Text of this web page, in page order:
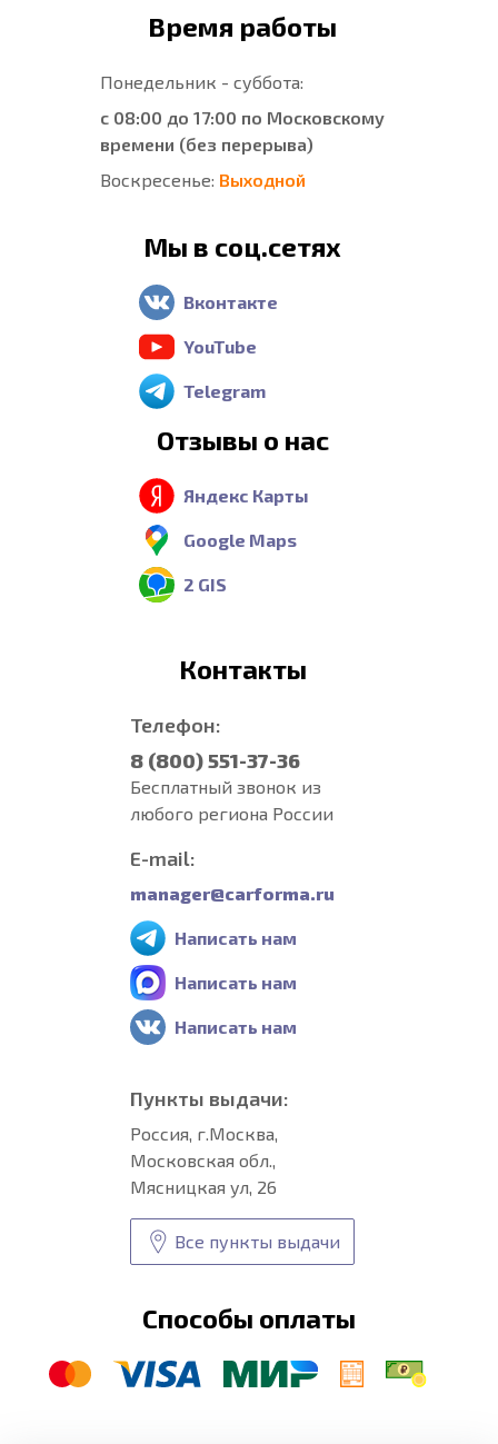
Время работы
Понедельник - суббота:
с 08:00 до 17:00 по Московскому
времени (без перерыва)
Воскресенье: Выходной
Мы в соц.сетях
Вконтакте
YouTube
Telegram
Отзывы о нас
Яндекс Карты
Google Maps
2 GIS
Контакты
Телефон:
8 (800) 551-37-36
Бесплатный звонок из
любого региона России
E-mail:
manager@carforma.ru
Написать нам
Написать нам
Написать нам
Пункты выдачи:
Россия, г.Москва,
Московская обл.,
Мясницкая ул, 26
Все пункты выдачи
Способы оплаты